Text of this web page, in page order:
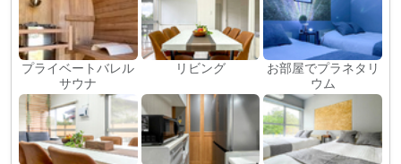
プライベートバレル
サウナ
リビング
お部屋でプラネタリ
ウム